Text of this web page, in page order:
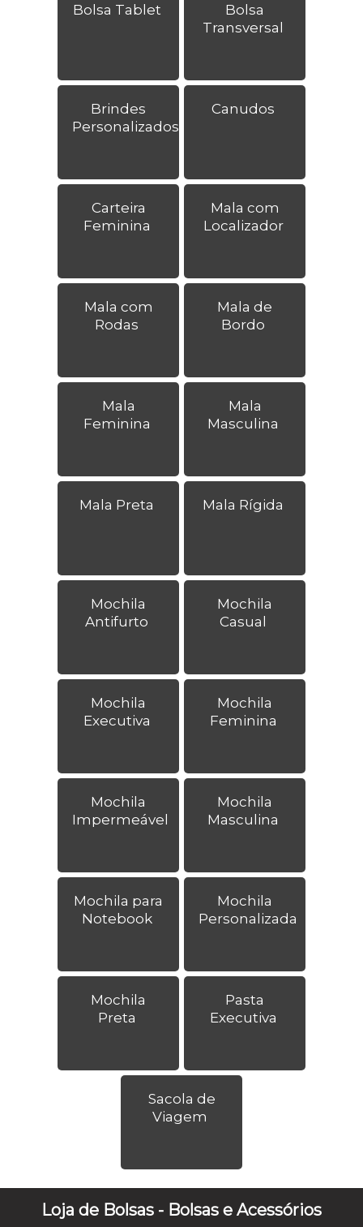
Bolsa Tablet
Bolsa
Transversal
Brindes
Personalizados
Canudos
Carteira
Feminina
Mala com
Localizador
Mala com
Rodas
Mala de
Bordo
Mala
Feminina
Mala
Masculina
Mala Preta Mala Rígida
Mochila
Antifurto
Mochila
Casual
Mochila
Executiva
Mochila
Feminina
Mochila
Impermeável
Mochila
Masculina
Mochila para
Notebook
Mochila
Personalizada
Mochila
Preta
Pasta
Executiva
Sacola de
Viagem
Loja de Bolsas - Bolsas e Acessórios